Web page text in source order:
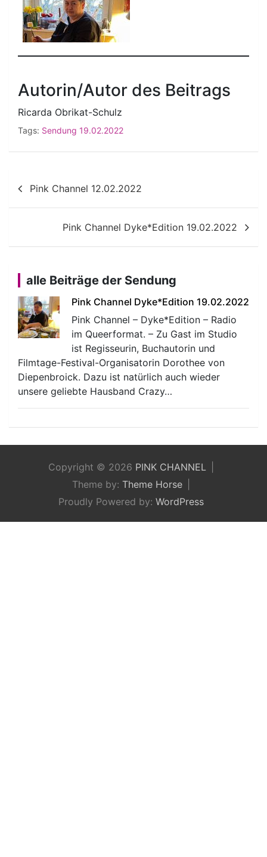
Autorin/Autor des Beitrags
Ricarda Obrikat-Schulz
Tags: Sendung 19.02.2022
Beitragsnavigation
Pink Channel 12.02.2022
Pink Channel Dyke*Edition 19.02.2022
alle Beiträge der Sendung
Pink Channel Dyke*Edition 19.02.2022
Pink Channel – Dyke*Edition – Radio
im Queerformat. – Zu Gast im Studio
ist Regisseurin, Buchautorin und
Filmtage-Festival-Organisatorin Dorothee von
Diepenbroick. Dazu ist natürlich auch wieder
unsere geliebte Hausband Crazy…
Copyright © 2026 PINK CHANNEL
Theme by: Theme Horse
Proudly Powered by: WordPress